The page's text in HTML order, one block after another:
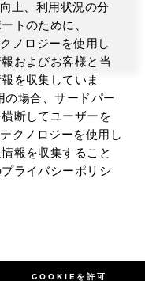
2026. All Rights
上、利用状況の分
トのために、
ノロジーを使用し
およびお客様と当
を収集していま
の場合、サードパー
断してユーザーを
クノロジーを使用し
報を収集すること
ライバシーポリシ
COOKIEを許可